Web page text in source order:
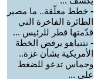
- خطط معلّقة.. ما مصير
الطائرة الفاخرة التي
قدّمتها قطر للرئيس ...
- نتنياهو يرفض الخطة
الأمريكية بشأن غزة..
وحماس تدعو للضغط
على ...